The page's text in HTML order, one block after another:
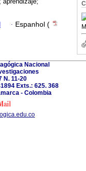
· Espanhol (
Nacional
N. 11-20
Exts.: 625. 368
- Colombia